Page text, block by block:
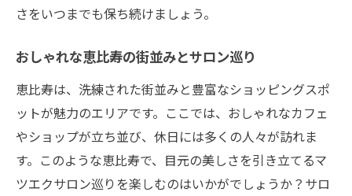
さをいつまでも保ち続けましょう。
おしゃれな恵比寿の街並みとサロン巡り
恵比寿は、洗練された街並みと豊富なショッピングスポ
ットが魅力のエリアです。ここでは、おしゃれなカフェ
やショップが立ち並び、休日には多くの人々が訪れま
す。このような恵比寿で、目元の美しさを引き立てるマ
ツエクサロン巡りを楽しむのはいかがでしょうか？サロ